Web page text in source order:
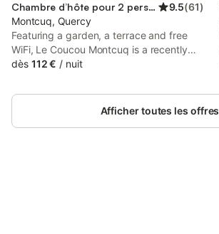
Chambre d’hôte pour 2 personnes 9.5(61)
Montcuq, Quercy
Featuring a garden, a terrace and free
WiFi, Le Coucou Montcuq is a recently
renovated bed and breakfast 17 km from
Espalais Golf Club. All units in the bed
and breakfast are fitted with a coffee
dès 112 € / nuit
Afficher toutes les offres